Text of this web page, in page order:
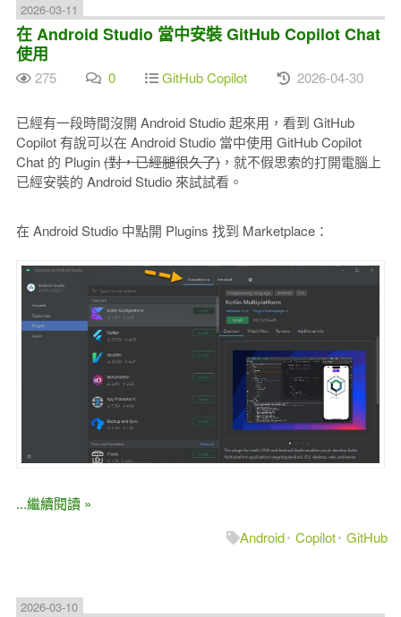
2026-03-11
在 Android Studio 當中安裝 GitHub Copilot Chat
使用
275 0 GitHub Copilot 2026-04-30
已經有一段時間沒開 Android Studio 起來用，看到 GitHub
Copilot 有說可以在 Android Studio 當中使用 GitHub Copilot
Chat 的 Plugin(對，已經腿很久了)，就不假思索的打開電腦上
已經安裝的 Android Studio 來試試看。
在 Android Studio 中點開 Plugins 找到 Marketplace：
...繼續閱讀 »
Android Copilot GitHub
2026-03-10